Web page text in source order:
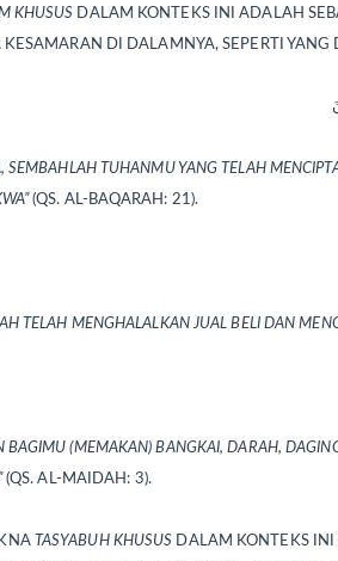
KHUSUS DALAM KONTEKS INI ADALAH
KESAMARAN DI DALAMNYA, SEPERTI
SEMBAHLAH TUHANMU YANG TELAH
(QS. AL-BAQARAH: 21).
TELAH MENGHALALKAN JUAL BELI DAN
BAGIMU (MEMAKAN) BANGKAI, DARAH,
(QS. AL-MAIDAH: 3).
TASYABUH KHUSUS DALAM KONTEKS